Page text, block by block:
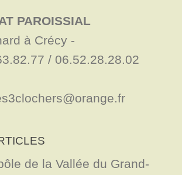
PAROISSIAL
à Crécy -
/ 06.52.28.28.02
de la Vallée du Grand-